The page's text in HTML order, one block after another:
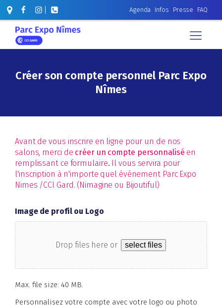
Agenda Infos Presse FAQ
Créer son compte personnel Parc Expo
Nîmes
Avant de vous inscrire en ligne pour un de nos
salons, merci de créer un compte personnalisé en
remplissant ce formulaire. Il vous servira pour
l'inscription à n'importe quel événement Parc Expo
Nimes /CCI Gard. (Nimagine ou Bijoutiful)
Image de profil ou Logo
Drop files here or select files
Max. file size: 40 MB.
Personnalisez votre compte avec votre logo ou photo